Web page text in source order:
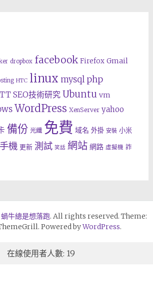
dropbox facebook Firefox Gmail
HTC linux mysql php
SEO技術研究 Ubuntu vm
WordPress XenServer yahoo
備份 光纖 免費 域名 外掛 安裝 小米
手機 更新 測試 笑話 網站 網路 虛擬機 詐
蝸牛總是想落跑. All rights reserved. Theme:
Powered byWordPress.
在線使用者人數: 19